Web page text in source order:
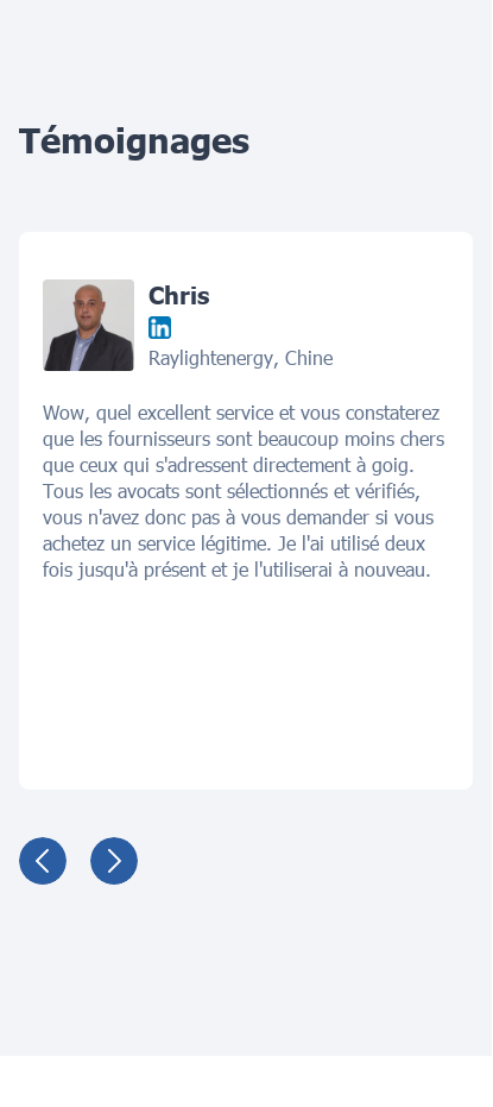
Témoignages
Chris
Raylightenergy, Chine
Wow, quel excellent service et vous constaterez
que les fournisseurs sont beaucoup moins chers
que ceux qui s'adressent directement à goig.
Tous les avocats sont sélectionnés et vérifiés,
vous n'avez donc pas à vous demander si vous
achetez un service légitime. Je l'ai utilisé deux
fois jusqu'à présent et je l'utiliserai à nouveau.